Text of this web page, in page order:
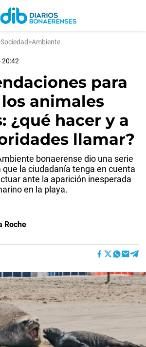
Sociedad>Ambiente
20:42
para
animales
¿qué hacer y a
llamar?
bonaerense dio una serie
la ciudadanía tenga en cuenta
ante la aparición inesperada
en la playa.
Roche